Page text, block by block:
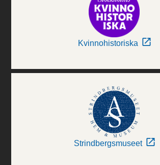
Kvinnohistoriska
Strindbergsmuseet